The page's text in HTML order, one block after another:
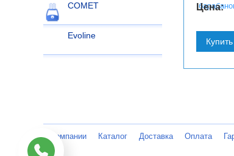
COMET
Evoline
Цена:
Купить
О компании Каталог Доставка Оплата